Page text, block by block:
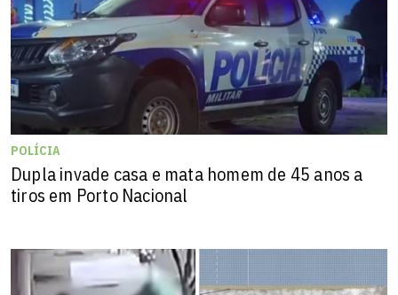
POLÍCIA
Dupla invade casa e mata homem de 45 anos a
tiros em Porto Nacional